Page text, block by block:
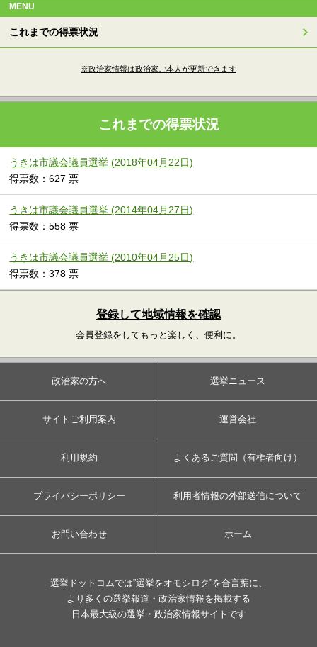
MENU
これまでの得票状況
※政治家情報は政治家ご本人が更新できます
これまでの得票状況
うきは市議会議員選挙 (2018年04月22日)
得票数：627 票
うきは市議会議員選挙 (2014年04月27日)
得票数：558 票
うきは市議会議員選挙 (2010年04月25日)
得票数：378 票
登録して地域情報を確認
会員登録をしてもっと楽しく、便利に。
政治家の方へ 選挙ニュース
サイトご利用案内 運営会社
利用規約 よくあるご質問（有権者向け）
プライバシーポリシー 利用者情報の外部送信について
お問い合わせ ホーム
選挙ドットコムでは”選挙をオモシロク”を合言葉に、
より多くの選挙報道・政治家情報を掲載する
日本最大級の選挙・政治家情報サイトです